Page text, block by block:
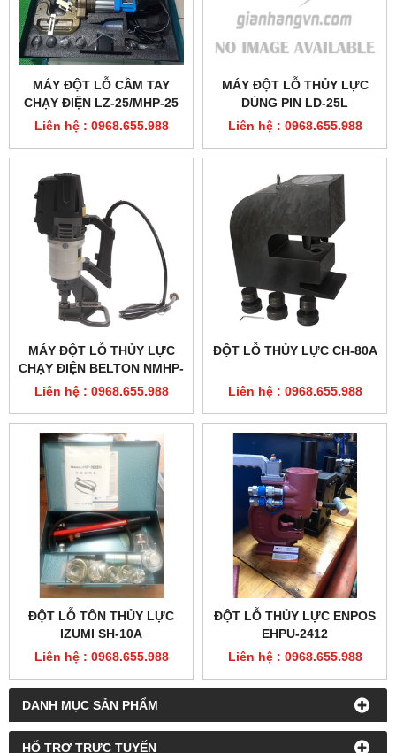
DANH MỤC SẢN PHẨM
HỔ TRỢ TRỰC TUYẾN
MÁY ĐỘT LỖ CẦM TAY
CHẠY ĐIỆN LZ-25/MHP-25
Liên hệ : 0968.655.988
MÁY ĐỘT LỖ THỦY LỰC
DÙNG PIN LD-25L
Liên hệ : 0968.655.988
MÁY ĐỘT LỖ THỦY LỰC
CHẠY ĐIỆN BELTON NMHP-
22
Liên hệ : 0968.655.988
ĐỘT LỖ THỦY LỰC CH-80A
Liên hệ : 0968.655.988
ĐỘT LỖ TÔN THỦY LỰC
IZUMI SH-10A
Liên hệ : 0968.655.988
ĐỘT LỖ THỦY LỰC ENPOS
EHPU-2412
Liên hệ : 0968.655.988